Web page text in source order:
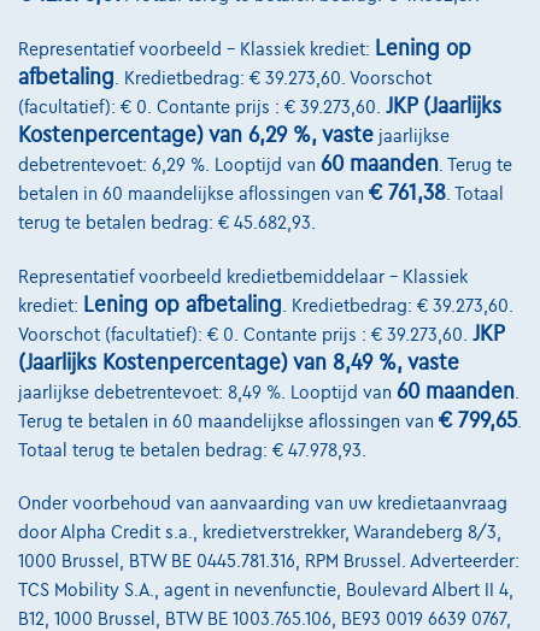
Opel Astra Sports Tourer1.2 turbo gs 130
€20.999 1
Vanaf€317,08/maandmet een laatste maandaflossing
van€6.616,78
Representatief voorbeeld – Klassiek krediet: Lening op
afbetaling . Kredietbedrag: € 39.273,60. Voorschot
(facultatief): € 0. Contante prijs : € 39.273,60. JKP (Jaarlijks
Kostenpercentage) van 6,29 %, vaste jaarlijkse
debetrentevoet: 6,29 %. Looptijd van 60 maanden . Terug te
betalen in 60 maandelijkse aflossingen van € 761,38 . Totaal
terug te betalen bedrag: € 45.682,93.
Representatief voorbeeld kredietbemiddelaar – Klassiek
krediet: Lening op afbetaling . Kredietbedrag: € 39.273,60.
Voorschot (facultatief): € 0. Contante prijs : € 39.273,60. JKP
(Jaarlijks Kostenpercentage) van 8,49 %, vaste
jaarlijkse debetrentevoet: 8,49 %. Looptijd van 60 maanden
Terug te betalen in 60 maandelijkse aflossingen van € 799,65.
Totaal terug te betalen bedrag: € 47.978,93.
Onder voorbehoud van aanvaarding van uw kredietaanvraag
door Alpha Credit s.a., kredietverstrekker, Warandeberg 8/3,
1000 Brussel, BTW BE 0445.781.316, RPM Brussel. Adverteerder:
TCS Mobility S.A., agent in nevenfunctie, Boulevard Albert II 4,
B12, 1000 Brussel, BTW BE 1003.765.106, BE93 0019 6639 0767,